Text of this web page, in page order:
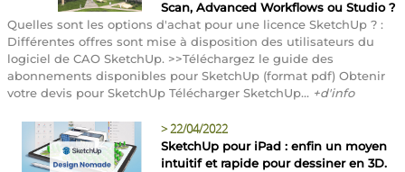
Scan, Advanced Workflows ou Studio ?
Quelles sont les options d'achat pour une licence SketchUp ? :
Différentes offres sont mise à disposition des utilisateurs du
logiciel de CAO SketchUp. >>Téléchargez le guide des
abonnements disponibles pour SketchUp (format pdf) Obtenir
votre devis pour SketchUp Télécharger SketchUp... +d'info
>22/04/2022
SketchUp pour iPad : enfin un moyen
intuitif et rapide pour dessiner en 3D.